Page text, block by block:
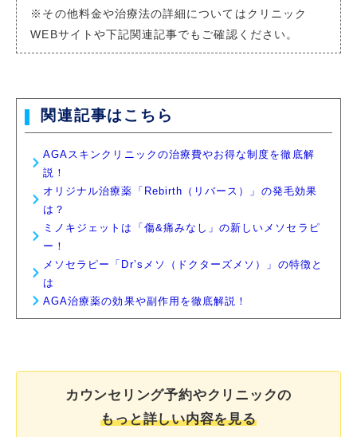
※その他料金や治療法の詳細についてはクリニック
WEBサイトや下記関連記事でもご確認ください。
関連記事はこちら
AGAスキンクリニックの治療費やお得な制度を徹底解
説！
オリジナル治療薬「Rebirth（リバース）」の発毛効果
は？
ミノキジェットは「傷&痛みなし」の新しいメソセラピ
ー！
メソセラピー「Dr’sメソ（ドクターズメソ）」の特徴と
は
AGA治療薬の効果や副作用を徹底解説！
カウンセリング予約やクリニックの
もっと詳しい内容を見る